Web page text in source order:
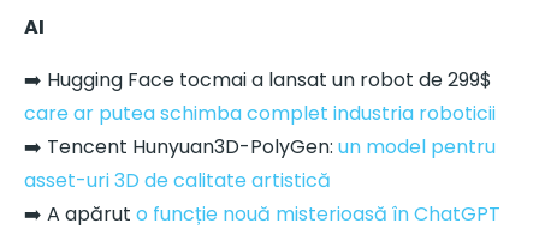
AI
➡️ Hugging Face tocmai a lansat un robot de 299$
care ar putea schimba complet industria roboticii
➡️ Tencent Hunyuan3D-PolyGen: un model pentru
asset-uri 3D de calitate artistică
➡️ A apărut o funcție nouă misterioasă în ChatGPT